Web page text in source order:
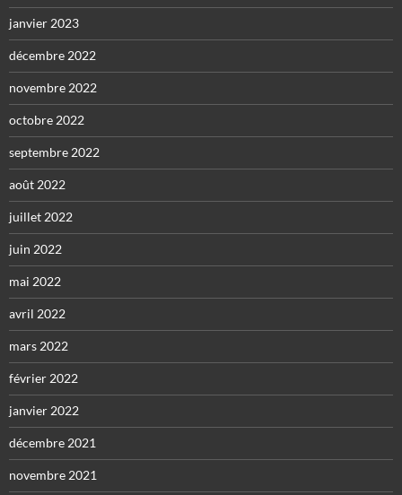
janvier 2023
décembre 2022
novembre 2022
octobre 2022
septembre 2022
août 2022
juillet 2022
juin 2022
mai 2022
avril 2022
mars 2022
février 2022
janvier 2022
décembre 2021
novembre 2021